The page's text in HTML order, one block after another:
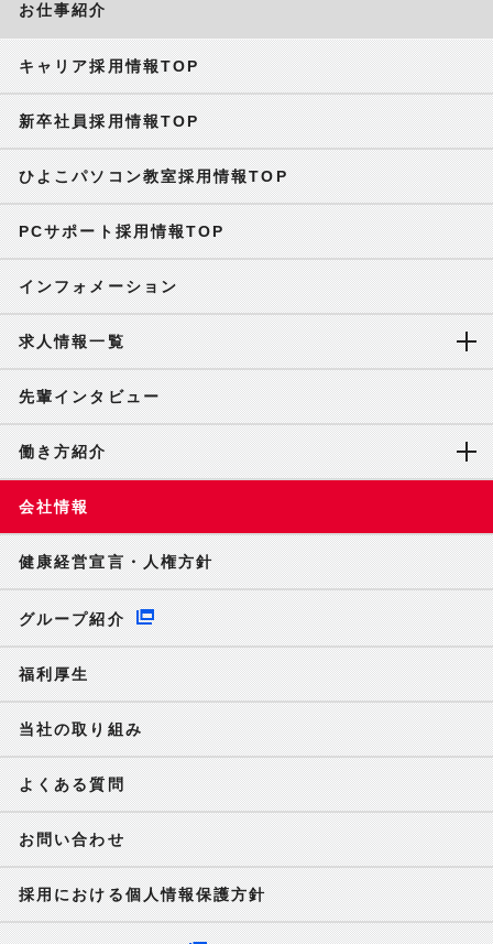
お仕事紹介
キャリア採用情報TOP
新卒社員採用情報TOP
ひよこパソコン教室採用情報TOP
PCサポート採用情報TOP
インフォメーション
求人情報一覧
先輩インタビュー
働き方紹介
会社情報
健康経営宣言・人権方針
グループ紹介
福利厚生
当社の取り組み
よくある質問
お問い合わせ
採用における個人情報保護方針